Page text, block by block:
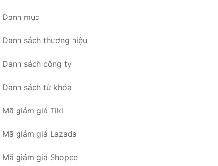
Danh mục
Danh sách thương hiệu
Danh sách công ty
Danh sách từ khóa
Mã giảm giá Tiki
Mã giảm giá Lazada
Mã giảm giá Shopee